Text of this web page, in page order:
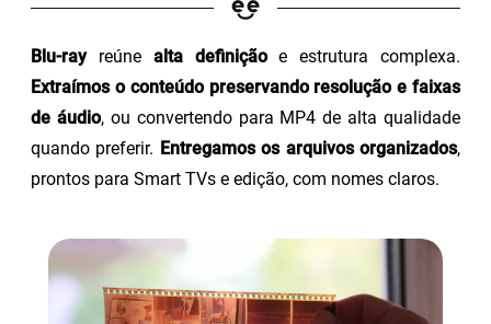
Blu-rayreúne alta definiçãoe estrutura complexa.
Extraímos o conteúdo preservando resolução e faixas
de áudio, ou convertendo para MP4 de alta qualidade
quando preferir. Entregamos os arquivos organizados,
prontos para Smart TVs e edição, com nomes claros.